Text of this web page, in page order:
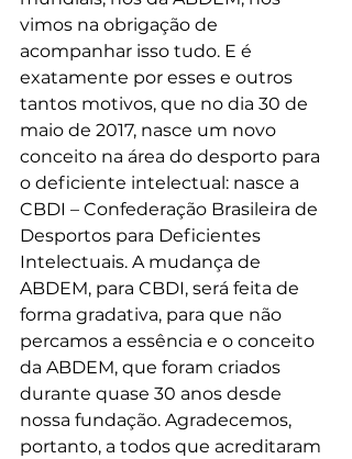
vimos na obrigação de
acompanhar isso tudo. E é
exatamente por esses e outros
tantos motivos, que no dia 30 de
maio de 2017, nasce um novo
conceito na área do desporto para
o deficiente intelectual: nasce a
CBDI – Confederação Brasileira de
Desportos para Deficientes
Intelectuais. A mudança de
ABDEM, para CBDI, será feita de
forma gradativa, para que não
percamos a essência e o conceito
da ABDEM, que foram criados
durante quase 30 anos desde
nossa fundação. Agradecemos,
portanto, a todos que acreditaram